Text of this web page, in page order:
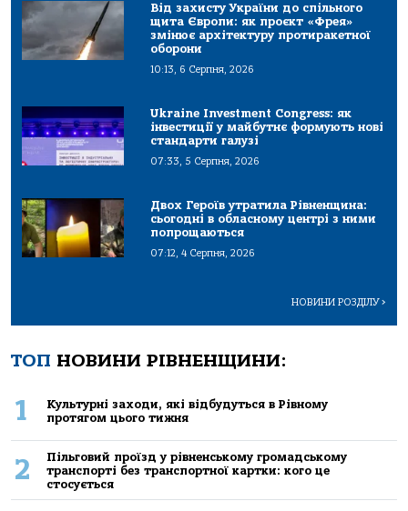
Від захисту України до спільного
щита Європи: як проєкт «Фрея»
змінює архітектуру протиракетної
оборони
10:13, 6 Серпня, 2026
Ukraine Investment Congress: як
інвестиції у майбутнє формують нові
стандарти галузі
07:33, 5 Серпня, 2026
Двох Героїв утратила Рівненщина:
сьогодні в обласному центрі з ними
попрощаються
07:12, 4 Серпня, 2026
НОВИНИ РОЗДІЛУ>
ТОП НОВИНИ РІВНЕНЩИНИ:
1
Культурні заходи, які відбудуться в Рівному
протягом цього тижня
2
Пільговий проїзд у рівненському громадському
транспорті без транспортної картки: кого це
стосується